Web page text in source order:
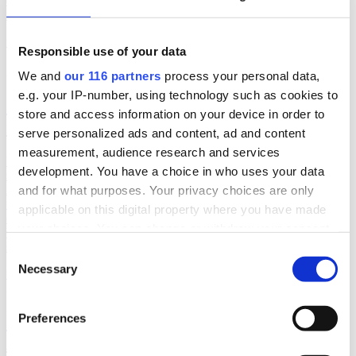
Responsible use of your data
We and our 116 partners process your personal data,
e.g. your IP-number, using technology such as cookies to
store and access information on your device in order to
serve personalized ads and content, ad and content
measurement, audience research and services
development. You have a choice in who uses your data
and for what purposes. Your privacy choices are only
applicable on this digital property where you have made
the Privacy trigger icon.
Find out more about how your personal data is processed
and set your preferences in the
Selection
Necessary
Preferences
miljöförstöring.
2018-08-09, 07:12
Svenskarna mindre pigga på politisk
reklam
Undersökningen, gjorde bland 1 000 personer, tyder på att
svenskarna är mer negativa till reklam i år jämfört med 2014.
Andelen ganska eller mycket positiva har minskat marginellt från 16
till 15 procent.’ Andelen ganska eller mycket negativa har däremot
ökat från 30 till 45 procent. Respondenterna fick svara på frågan:
Vilken är din allmänna inställning till reklam från politiska partier?
undersökningar
INIZIO: De rödgröna knappar in på